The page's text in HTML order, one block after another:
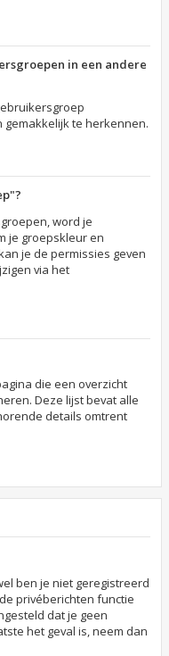
in een andere
te herkennen.
word je
je groepskleur en
je de permissies geven
via het
die een overzicht
Deze lijst bevat alle
details omtrent
ben je niet geregistreerd
privéberichten functie
dat je geen
het geval is, neem dan